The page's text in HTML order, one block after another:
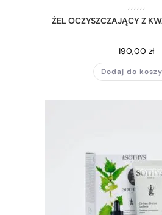
, , , , , ,
ŻEL OCZYSZCZAJĄCY Z
190,00 zł
Dodaj do